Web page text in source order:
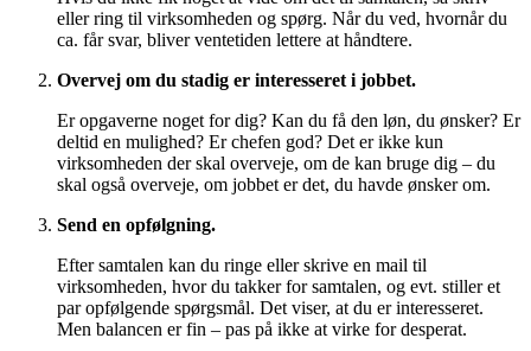
eller ring til virksomheden og spørg. Når du ved, hvornår du
ca. får svar, bliver ventetiden lettere at håndtere.
Overvej om du stadig er interesseret i jobbet.
Er opgaverne noget for dig? Kan du få den løn, du ønsker? Er
deltid en mulighed? Er chefen god? Det er ikke kun
virksomheden der skal overveje, om de kan bruge dig – du
skal også overveje, om jobbet er det, du havde ønsker om.
Send en opfølgning.
Efter samtalen kan du ringe eller skrive en mail til
virksomheden, hvor du takker for samtalen, og evt. stiller et
par opfølgende spørgsmål. Det viser, at du er interesseret.
Men balancen er fin – pas på ikke at virke for desperat.